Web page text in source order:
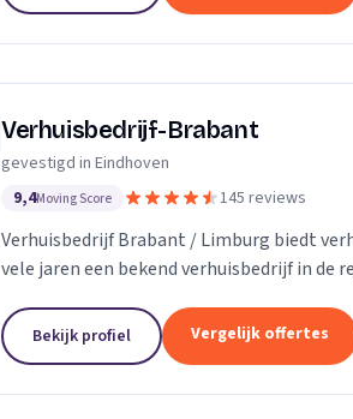
Verhuisbedrijf-Brabant
gevestigd in Eindhoven
9,4Moving Score 145 reviews
Verhuisbedrijf Brabant / Limburg biedt
vele jaren een bekend verhuisbedrijf in de
Bekijk profiel Vergelijk offertes